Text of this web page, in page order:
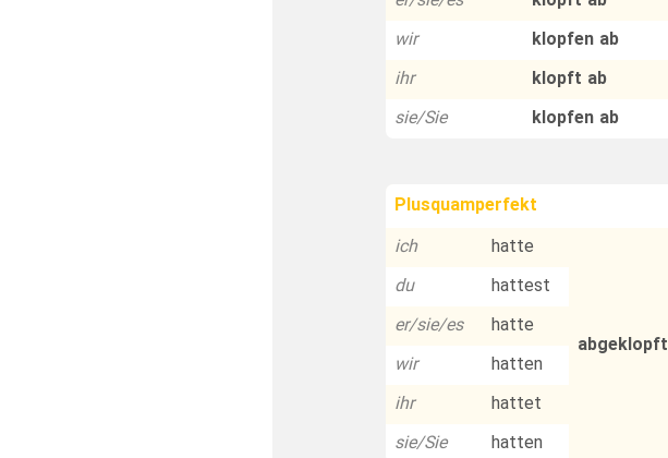
wir
klopfen ab
ihr
klopft ab
sie/Sie
klopfen ab
Plusquamperfekt
ich
hatte
abgeklopft
du
hattest
er/sie/es
hatte
wir
hatten
ihr
hattet
sie/Sie
hatten